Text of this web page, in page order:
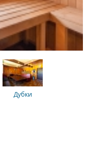
Дубки